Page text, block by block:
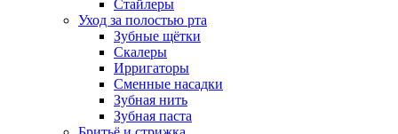
Стайлеры
Уход за полостью рта
Зубные щётки
Скалеры
Ирригаторы
Сменные насадки
Зубная нить
Зубная паста